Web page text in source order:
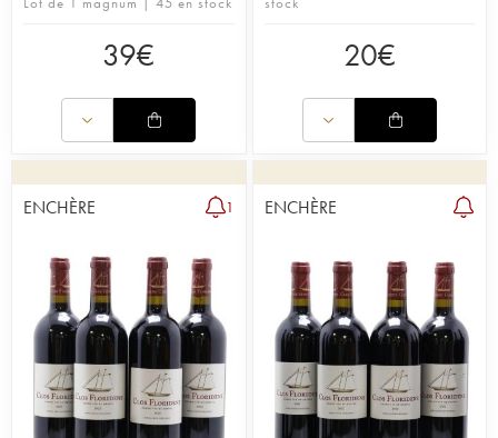
le merlot (26%) pour le rouge, ainsi qu'entre le
sémillon (53%), sauvignon blanc (45%) et
muscadelle (2%) pour le blanc. Chaque année,
Pour plus d'informations sur le domaine,
lire notre article sur le blog iDealwine.
39€ 20€
ENCHÈRE 1 ENCHÈRE